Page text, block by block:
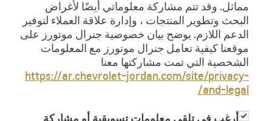
مماثل. وقد تتم مشاركة معلوماتي أيضًا لأغراض
البحث وتطوير المنتجات ، وإدارة علاقة العملاء لتوفير
الدعم اللازم. يوضح بيان خصوصية جنرال موتورز على
موقعنا كيفية تعامل جنرال موتورز مع المعلومات
الشخصية التي تمت مشاركتها معنا
https://ar.chevrolet-jordan.com/site/privacy-
and-legal/